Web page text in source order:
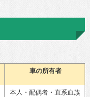
車の所有者
本人・配偶者・直系血族